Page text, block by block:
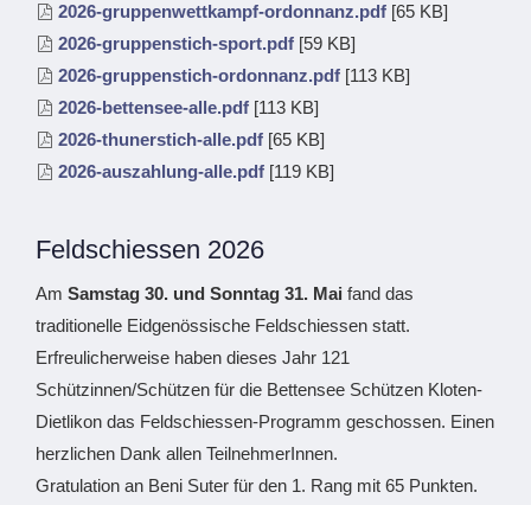
2026-gruppenwettkampf-ordonnanz.pdf [65 KB]
2026-gruppenstich-sport.pdf [59 KB]
2026-gruppenstich-ordonnanz.pdf [113 KB]
2026-bettensee-alle.pdf [113 KB]
2026-thunerstich-alle.pdf [65 KB]
2026-auszahlung-alle.pdf [119 KB]
Feldschiessen 2026
Am Samstag 30. und Sonntag 31. Mai fand das
traditionelle Eidgenössische Feldschiessen statt.
Erfreulicherweise haben dieses Jahr 121
Schützinnen/Schützen für die Bettensee Schützen Kloten-
Dietlikon das Feldschiessen-Programm geschossen. Einen
herzlichen Dank allen TeilnehmerInnen.
Gratulation an Beni Suter für den 1. Rang mit 65 Punkten.